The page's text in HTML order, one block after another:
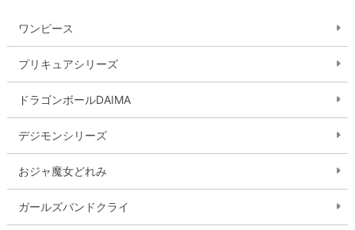
ワンピース
プリキュアシリーズ
ドラゴンボールDAIMA
デジモンシリーズ
おジャ魔女どれみ
ガールズバンドクライ